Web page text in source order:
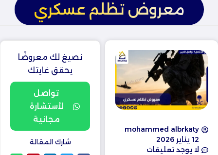
معروض تظلم عسكري
mohammed albrkaty
12 يناير 2026
لا يوجد تعليقات
نصيغ لك معروضًا
يحقق غايتك
تواصل
لأستشارة
مجانية
شارك المقالة